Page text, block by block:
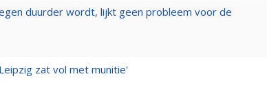
duurder wordt, lijkt geen probleem voor de
zat vol met munitie'